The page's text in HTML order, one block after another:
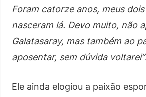
Foram catorze anos, meus
nasceram lá. Devo muito, não
Galatasaray, mas também ao
aposentar, sem dúvida voltarei”
Ele ainda elogiou a paixão